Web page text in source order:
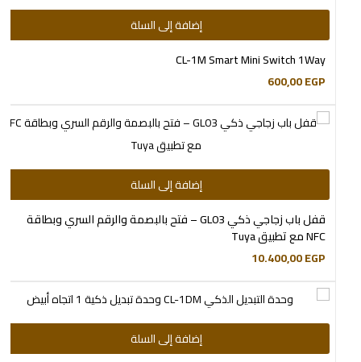
إضافة إلى السلة
CL-1M Smart Mini Switch 1Way
600,00EGP
إضافة إلى السلة
قفل باب زجاجي ذكي GL03 – فتح بالبصمة والرقم السري وبطاقة
NFC مع تطبيق Tuya
10.400,00EGP
إضافة إلى السلة